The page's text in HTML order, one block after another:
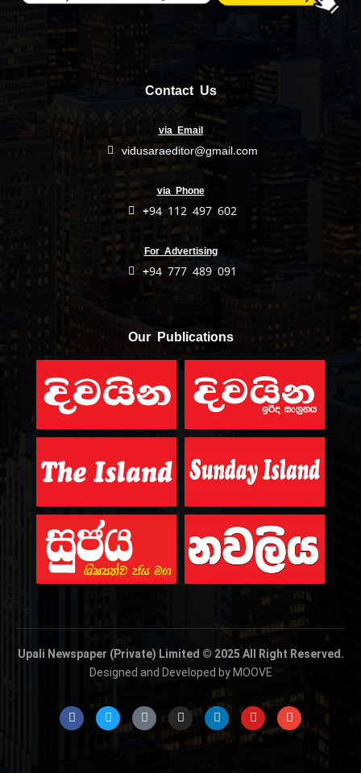
Contact Us
via Email
vidusaraeditor@gmail.com
via Phone
+94 112 497 602
For Advertising
+94 777 489 091
Our Publications
Upali Newspaper (Private) Limited © 2025 All Right Reserved.
Designed and Developed by MOOVE